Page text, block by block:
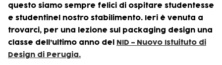
questo siamo sempre felici di ospitare studentesse
e studentinel nostro stabilimento. Ieri è venuta a
trovarci, per una lezione sul packaging design una
classe dell’ultimo anno del NID – Nuovo Istuituto di
Design di Perugia.